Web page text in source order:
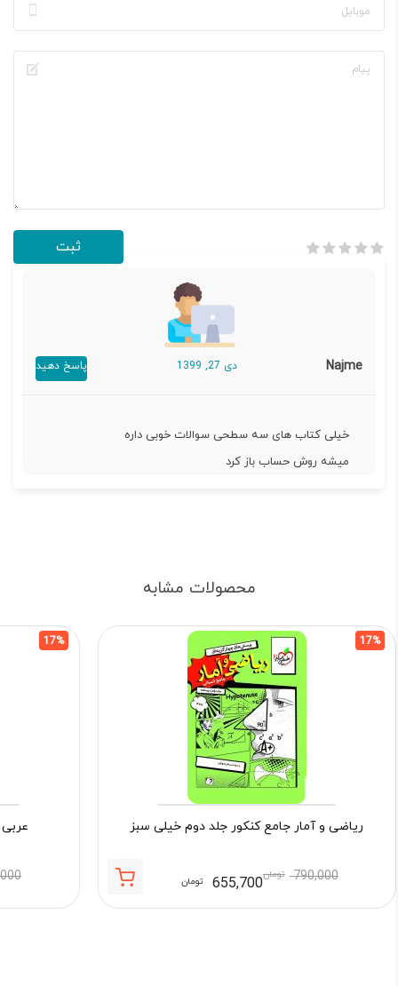
Najme دی 27, 1399 پاسخ دهید
خیلی کتاب های سه سطحی سوالات خوبی داره
میشه روش حساب باز کرد
محصولات مشابه
17%
ریاضی و آمار جامع کنکور جلد دوم خیلی سبز
790,000 تومان655,700 تومان
17%